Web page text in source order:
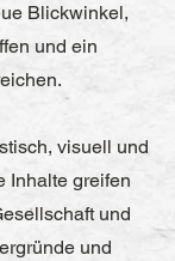
Blickwinkel,
und ein
visuell und
Inhalte greifen
und
und